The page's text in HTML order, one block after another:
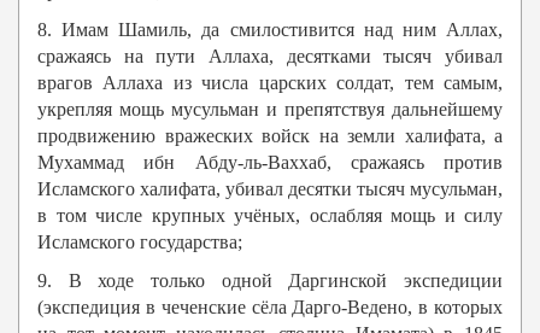
8. Имам Шамиль, да смилостивится над ним Аллах,
сражаясь на пути Аллаха, десятками тысяч убивал
врагов Аллаха из числа царских солдат, тем самым,
укрепляя мощь мусульман и препятствуя дальнейшему
продвижению вражеских войск на земли халифата, а
Мухаммад ибн Абду-ль-Ваххаб, сражаясь против
Исламского халифата, убивал десятки тысяч мусульман,
в том числе крупных учёных, ослабляя мощь и силу
Исламского государства;
9. В ходе только одной Даргинской экспедиции
(экспедиция в чеченские сёла Дарго-Ведено, в которых